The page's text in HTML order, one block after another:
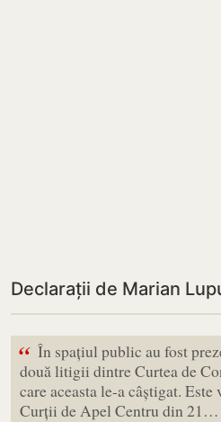
Declarații de Marian
“ În spațiul public au fost
două litigii dintre Curtea de
care aceasta le-a câștigat.
Curții de Apel Centru din 21…